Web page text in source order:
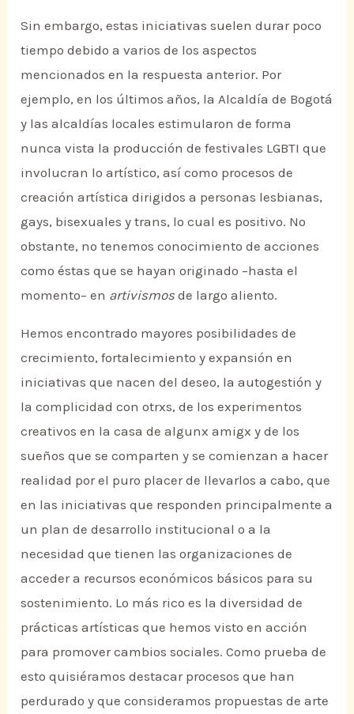
Sin embargo, estas iniciativas suelen durar poco
tiempo debido a varios de los aspectos
mencionados en la respuesta anterior. Por
ejemplo, en los últimos años, la Alcaldía de Bogotá
y las alcaldías locales estimularon de forma
nunca vista la producción de festivales LGBTI que
involucran lo artístico, así como procesos de
creación artística dirigidos a personas lesbianas,
gays, bisexuales y trans, lo cual es positivo. No
obstante, no tenemos conocimiento de acciones
como éstas que se hayan originado –hasta el
momento– en artivismos de largo aliento.
Hemos encontrado mayores posibilidades de
crecimiento, fortalecimiento y expansión en
iniciativas que nacen del deseo, la autogestión y
la complicidad con otrxs, de los experimentos
creativos en la casa de algunx amigx y de los
sueños que se comparten y se comienzan a hacer
realidad por el puro placer de llevarlos a cabo, que
en las iniciativas que responden principalmente a
un plan de desarrollo institucional o a la
necesidad que tienen las organizaciones de
acceder a recursos económicos básicos para su
sostenimiento. Lo más rico es la diversidad de
prácticas artísticas que hemos visto en acción
para promover cambios sociales. Como prueba de
esto quisiéramos destacar procesos que han
perdurado y que consideramos propuestas de arte